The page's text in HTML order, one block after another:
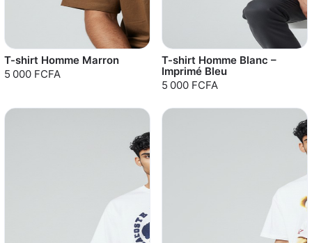
T-shirt Homme Marron
5 000 FCFA
T-shirt Homme Blanc –
Imprimé Bleu
5 000 FCFA